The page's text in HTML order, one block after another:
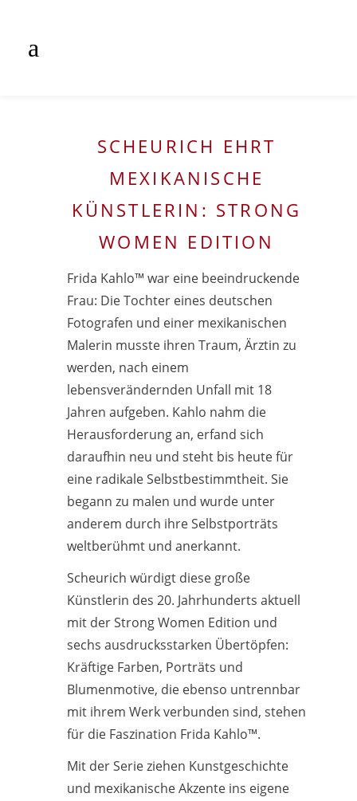
SCHEURICH EHRT
MEXIKANISCHE
KÜNSTLERIN: STRONG
WOMEN EDITION
Frida Kahlo™ war eine beeindruckende
Frau: Die Tochter eines deutschen
Fotografen und einer mexikanischen
Malerin musste ihren Traum, Ärztin zu
werden, nach einem
lebensverändernden Unfall mit 18
Jahren aufgeben. Kahlo nahm die
Herausforderung an, erfand sich
daraufhin neu und steht bis heute für
eine radikale Selbstbestimmtheit. Sie
begann zu malen und wurde unter
anderem durch ihre Selbstporträts
weltberühmt und anerkannt.
Scheurich würdigt diese große
Künstlerin des 20. Jahrhunderts aktuell
mit der Strong Women Edition und
sechs ausdrucksstarken Übertöpfen:
Kräftige Farben, Porträts und
Blumenmotive, die ebenso untrennbar
mit ihrem Werk verbunden sind, stehen
für die Faszination Frida Kahlo™.
Mit der Serie ziehen Kunstgeschichte
und mexikanische Akzente ins eigene